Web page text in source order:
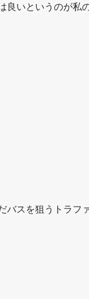
良いというのが私
バスを狙うトラフ